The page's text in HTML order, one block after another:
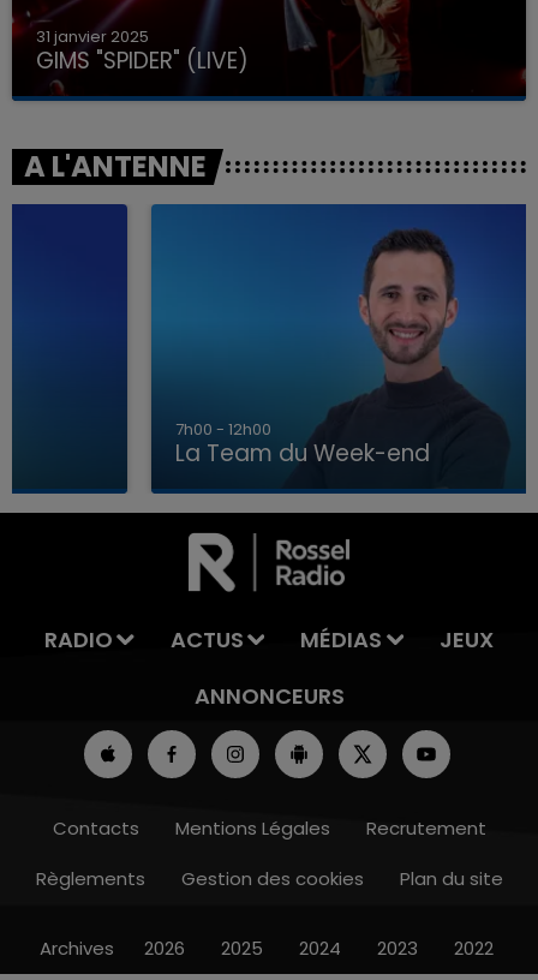
LA TEAM DU WEEK-END
31 janvier 2025
GIMS "SPIDER" (LIVE)
A L'ANTENNE
La Team du Week-end
RADIO ACTUS MÉDIAS
JEUX
ANNONCEURS
Contacts Mentions Légales
Recrutement
Règlements
Gestion des cookies Plan du site
Archives 2026 2025 2024 2023 2022